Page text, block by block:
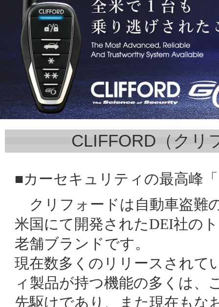
CLIFFORD（クリ
■カーセキュリティの最高峰
クリフォードは自動車盗難
米国にて開発されたDEI社の
老舗ブランドです。
現在数多くのリリースされて
ィ製品が持つ機能の多くは、
先駆けであり、また現在もな